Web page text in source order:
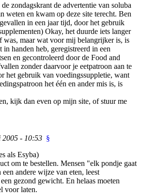
zondagskrant de advertentie van soluba
weten en kwam op deze site terecht. Ben
in een jaar tijd, door het gebruik
Okay, het duurde iets langer
was, maar wat voor mij belangrijker is, is
handen heb, geregistreerd in een
en gecontroleerd door de Food and
zonder daarvoor je eetpatroon aan te
het gebruik van voedingssuppletie, want
het één en ander mis is, is
kijk dan even op mijn site, of stuur me
2005 - 10:53 §
als Esyba)
om te bestellen. Mensen "elk pondje gaat
andere wijze van eten, leest
gezond gewicht. En helaas moeten
voor laten.